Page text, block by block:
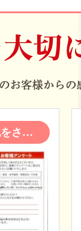
をさ…